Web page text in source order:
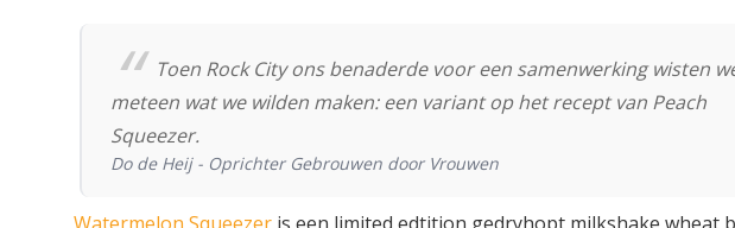
Toen Rock City ons benaderde voor een samenwerking wisten
meteen wat we wilden maken: een variant op het recept van Peach
Squeezer.
Do de Heij - Oprichter Gebrouwen door Vrouwen